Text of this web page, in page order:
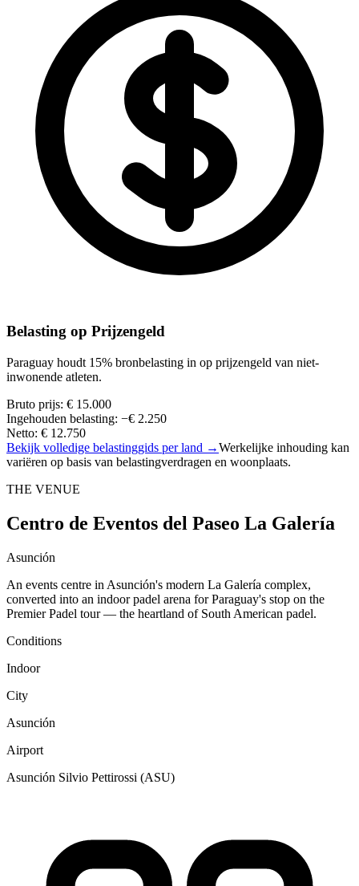
Belasting op Prijzengeld
Paraguay houdt 15% bronbelasting in op prijzengeld van niet-
inwonende atleten.
Bruto prijs: € 15.000
Ingehouden belasting: −€ 2.250
Netto: € 12.750
Bekijk volledige belastinggids per land →Werkelijke inhouding kan
variëren op basis van belastingverdragen en woonplaats.
THE VENUE
Centro de Eventos del Paseo La Galería
Asunción
An events centre in Asunción's modern La Galería complex,
converted into an indoor padel arena for Paraguay's stop on the
Premier Padel tour — the heartland of South American padel.
Conditions
Indoor
City
Asunción
Airport
Asunción Silvio Pettirossi (ASU)